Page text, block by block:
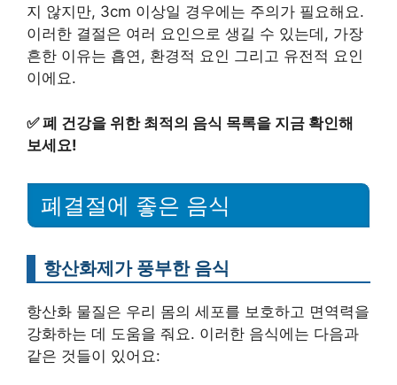
지 않지만, 3cm 이상일 경우에는 주의가 필요해요.
이러한 결절은 여러 요인으로 생길 수 있는데, 가장
흔한 이유는 흡연, 환경적 요인 그리고 유전적 요인
이에요.
✅폐 건강을 위한 최적의 음식 목록을 지금 확인해
보세요!
폐결절에 좋은 음식
항산화제가 풍부한 음식
항산화 물질은 우리 몸의 세포를 보호하고 면역력을
강화하는 데 도움을 줘요. 이러한 음식에는 다음과
같은 것들이 있어요: